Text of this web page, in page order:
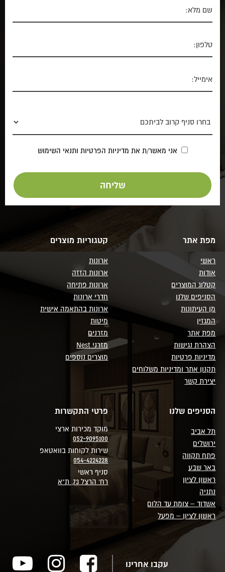
אני מאשר/ת את מדיניות הפרטיות ותנאי השימוש
מפת אתר
ראשי
אודות
קטלוג המוצרים
הסניפים שלנו
מן העיתונות
המגזין
מפת אתר
הצהרת נגישות
מדיניות פרטיות
תקנון אתר ומדיניות משלוחים
יצירת קשר
קטגוריות מוצרים
ארונות
ארונות הזזה
ארונות פתיחה
חדרי ארונות
ארונות בהתאמה אישית
מיטות
מזרנים
מזרני Nest
מוצרים נוספים
הסניפים שלנו
תל אביב
ירושלים
פתח תקווה
באר שבע
ראשון לציון
נתניה
אשדוד – צומת עד הלום
ראשון לציון – מפעל
פרטי התקשרות
מוקד מכירות ארצי
052-9095100
שירות לקוחות בוואטאפ
054-4224228
סניף ראשי
רח' הרצל 73, ת"א
עקבו אחרינו